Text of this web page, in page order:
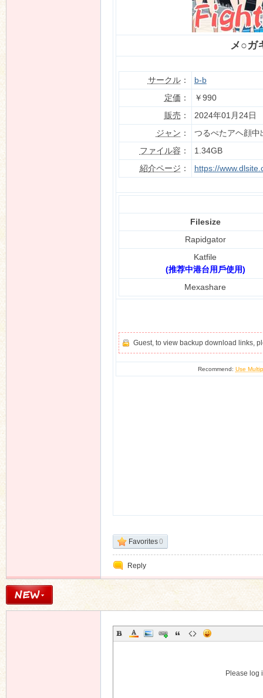
メ○ガ
サークル：
b-b
定価 ：
￥990
販売 ：
2024年01月24日
ジャン ：
つるぺたアヘ顔
ファイル容 ：
1.34GB
紹介ページ ： https://
Filesize
Rapidgator
Katfile
(推荐中港台用戶使用)
Mexashare
Guest, to view backup download links,
Recommend:Use
Favorites0
Reply
Please log